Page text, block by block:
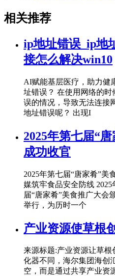
相关推荐
ip地址错误_ip地
接怎么解决win10
AI赋能基层医疗，助力健
址错误？ 在使用网络的
误的情况，导致无法连接
地址错误呢？ 出现I
2025年第七届“
成功收官
2025年第七届“唐家肴”美
媒筑牢食品安全防线
届“唐家肴”美食推广大会
举行，为历时一个
产业资源使草根
来源标题:产业资源让草根
化器不同，海尔集团海创
空，而是通过共享产业资